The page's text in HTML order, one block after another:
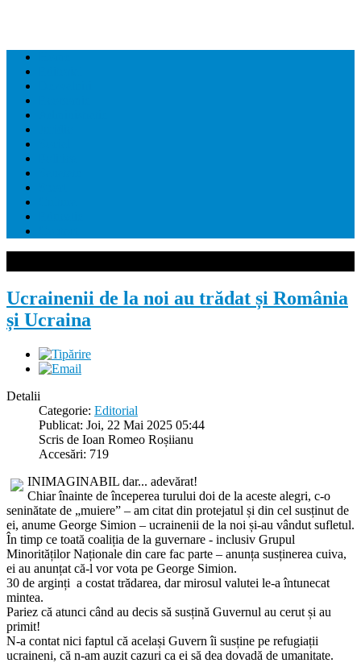
Ucrainenii de la noi au trădat și România
și Ucraina
Detalii
Categorie: Editorial
Publicat: Joi, 22 Mai 2025 05:44
Scris de Ioan Romeo Roșiianu
Accesări: 719
INIMAGINABIL dar... adevărat!
Chiar înainte de începerea turului doi de la aceste alegri, c-o
seninătate de „muiere” – am citat din protejatul și din cel susținut de
ei, anume George Simion – ucrainenii de la noi și-au vândut sufletul.
În timp ce toată coaliția de la guvernare - inclusiv Grupul
Minorităților Naționale din care fac parte – anunța susținerea cuiva,
ei au anunțat că-l vor vota pe George Simion.
30 de arginți a costat trădarea, dar mirosul valutei le-a întunecat
mintea.
Pariez că atunci când au decis să susțină Guvernul au cerut și au
primit!
N-a contat nici faptul că același Guvern îi susține pe refugiații
ucraineni, că n-am auzit cazuri ca ei să dea dovadă de umanitate.